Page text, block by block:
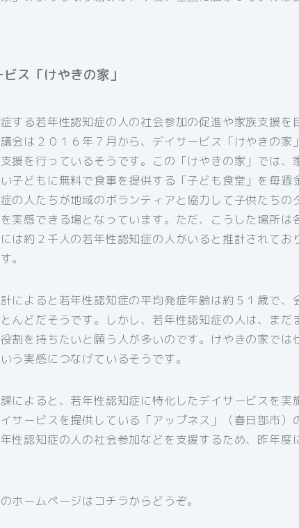
ス「けやきの家」
する若年性認知症の人の社会参加の促進や家族支援を
会は２０１６年７月から、デイサービス「けやきの家
援を行っているそうです。この「けやきの家」では、
子どもに無料で食事を提供する「子ども食堂」を毎週
の人たちが地域のボランティアと協力して子供たちの
実感できる場となっています。ただ、こうした場所は
は約２千人の若年性認知症の人がいると推計されてお
。
によると若年性認知症の平均発症年齢は約５１歳で、
んどだそうです。しかし、若年性認知症の人は、まだ
割を持ちたいと願う人が多いのです。けやきの家では
う実感につなげているそうです。
によると、若年性認知症に特化したデイサービスを実
サービスを提供している「アップネス」（春日部市）
性認知症の人の社会参加などを支援するため、昨年度
のホームページはコチラからどうぞ。